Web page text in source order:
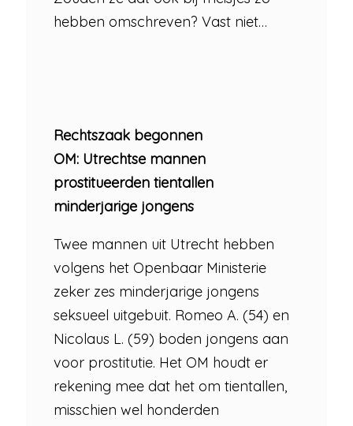
hebben omschreven? Vast niet…
Rechtszaak begonnen
OM: Utrechtse mannen
prostitueerden tientallen
minderjarige jongens
Twee mannen uit Utrecht hebben
volgens het Openbaar Ministerie
zeker zes minderjarige jongens
seksueel uitgebuit. Romeo A. (54) en
Nicolaus L. (59) boden jongens aan
voor prostitutie. Het OM houdt er
rekening mee dat het om tientallen,
misschien wel honderden